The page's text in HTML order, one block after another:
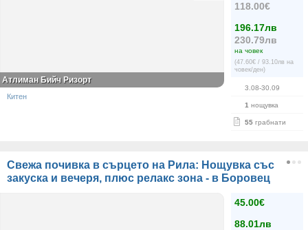
118.00€
196.17лв
230.79лв
на човек
(47.60€ / 93.10лв на
човек/ден)
3.08-30.09
1 нощувка
55 грабнати
Атлиман Бийч Ризорт
Китен
Свежа почивка в сърцето на Рила: Нощувка със
закуска и вечеря, плюс релакс зона - в Боровец
45.00€
88.01лв